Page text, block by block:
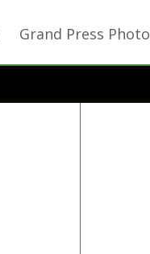
Grand Press Photo